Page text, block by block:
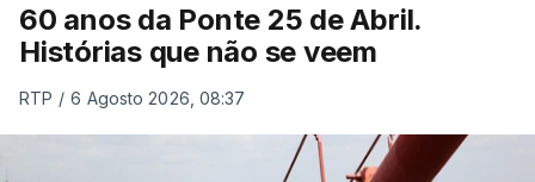
60 anos da Ponte 25 de Abril.
Histórias que não se veem
RTP / 6 Agosto 2026, 08:37